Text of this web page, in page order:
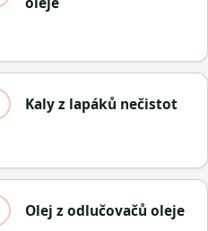
Kaly z lapáků nečistot
Olej z odlučovačů oleje